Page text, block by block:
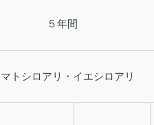
５年間
トシロアリ・イエシロアリ